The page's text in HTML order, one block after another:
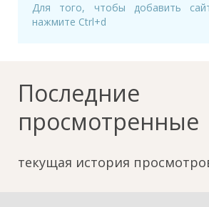
Для того, чтобы добавить
нажмите Ctrl+d
Последние
просмотренные
текущая история